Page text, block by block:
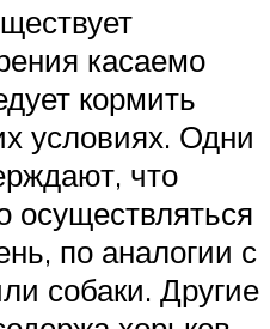
касаемо
кормить
условиях. Одни
что
осуществляться
по аналогии с
собаки. Другие